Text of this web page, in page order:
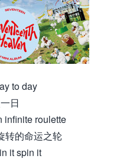
to day
日
infinite roulette
转的命运之轮
it spin it